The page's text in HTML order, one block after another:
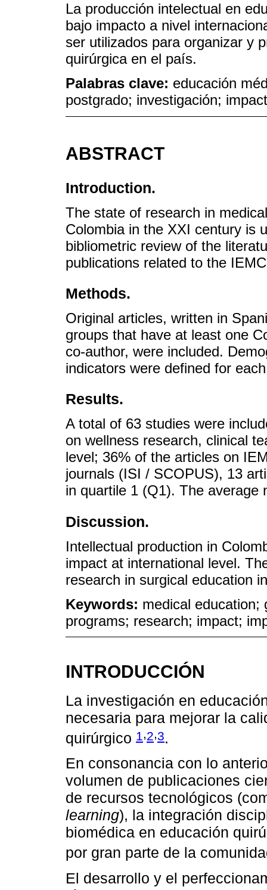
La producción intelectual en
bajo impacto a nivel
ser utilizados para organizar y
quirúrgica en el país.
Palabras clave: educación
postgrado; investigación;
ABSTRACT
Introduction.
The state of research in
Colombia in the XXI century is
bibliometric review of the
publications related to the
Methods.
Original articles, written in
groups that have at least one
co-author, were included.
indicators were defined for
Results.
A total of 63 studies were
on wellness research, clinical
level; 36% of the articles on
journals (ISI / SCOPUS), 13
in quartile 1 (Q1). The average
Discussion.
Intellectual production in
impact at international level.
research in surgical education
Keywords: medical education;
programs; research; impact;
INTRODUCCIÓN
La investigación en
necesaria para mejorar la
quirúrgico 1,2,3.
En consonancia con lo
volumen de publicaciones
de recursos tecnológicos
learning), la integración
biomédica en educación
por gran parte de la
El desarrollo y el